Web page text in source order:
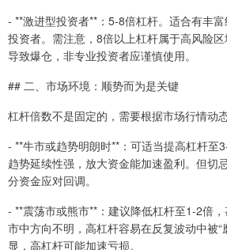
- **激进型投资者**：5-8倍杠杆。适合有丰
投资者。需注意，8倍以上杠杆属于高风险
导致爆仓，非专业投资者应谨慎使用。
## 二、市场环境：顺势而为是关键
杠杆倍数不是固定的，需要根据市场行情动态
- **牛市或趋势明朗时**：可适当提高杠杆至
趋势延续性强，放大资金能加速盈利。但切
分资金应对回调。
- **震荡市或熊市**：建议降低杠杆至1-2倍
市中方向不明，高杠杆容易在反复波动中被“
显，高杠杆可能加速亏损。